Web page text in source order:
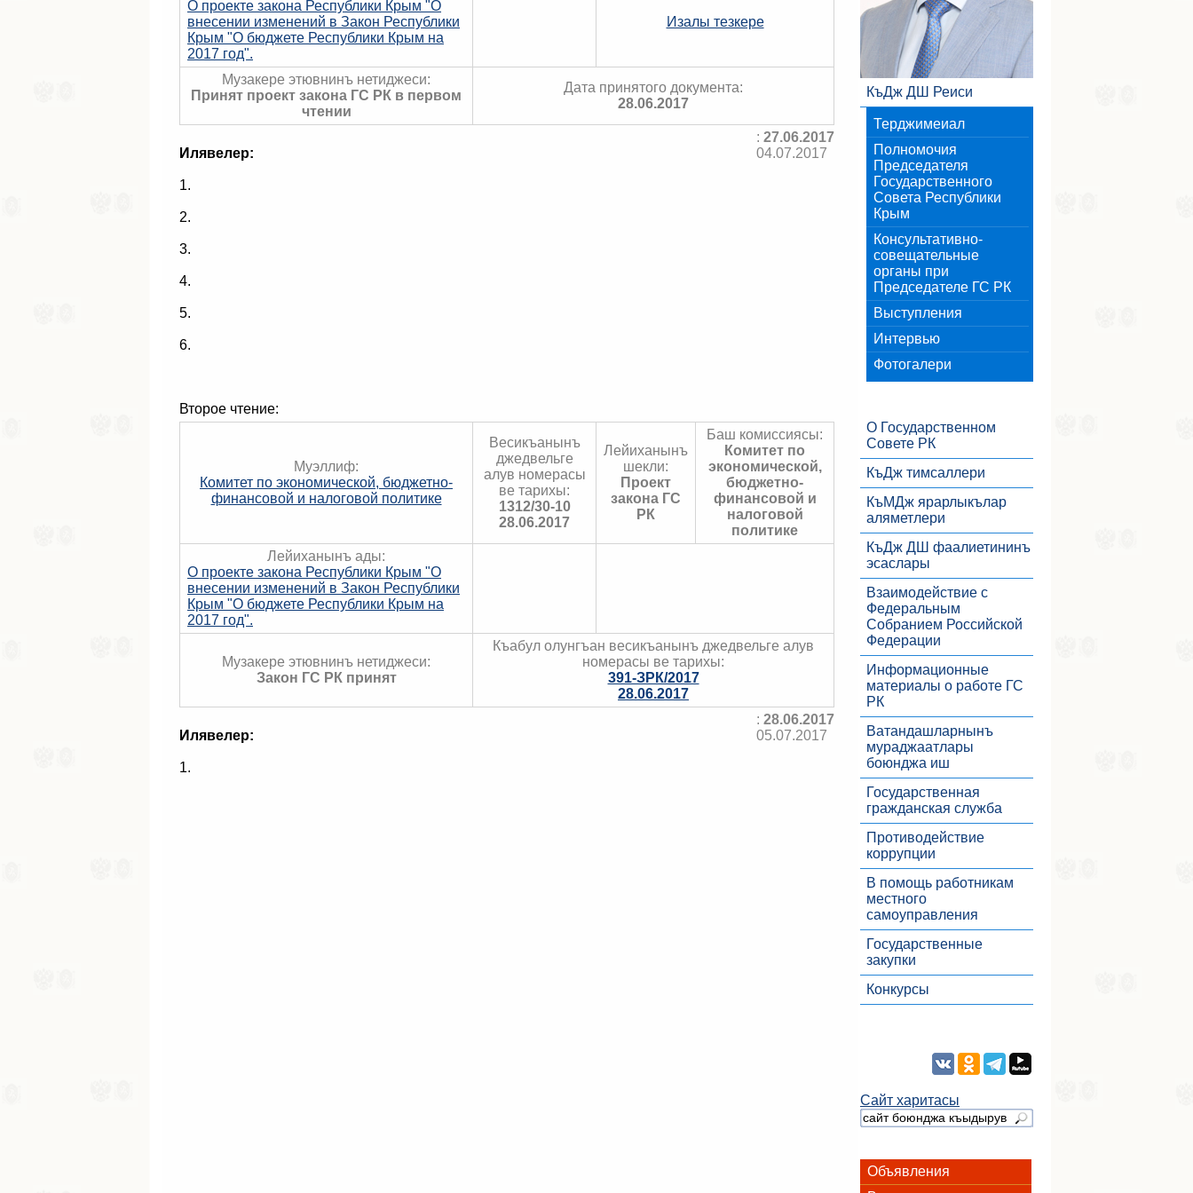
О проекте закона Республики Крым "О
внесении изменений в Закон Республики
Крым "О бюджете Республики Крым на
2017 год".
Изалы тезкере
Музакере этювнинъ нетиджеси:
Принят проект закона ГС РК в первом
чтении
Дата принятого документа:
28.06.2017
: 27.06.2017
04.07.2017
Илявелер:
1.
2.
3.
4.
5.
6.
Второе чтение:
Муэллиф:
Комитет по экономической, бюджетно-
финансовой и налоговой политике
Весикъанынъ
джедвельге
алув номерасы
ве тарихы:
1312/30-10
28.06.2017
Лейиханынъ
шекли:
Проект
закона ГС
РК
Баш комиссиясы:
Комитет по
экономической,
бюджетно-
финансовой и
налоговой
политике
Лейиханынъ ады:
О проекте закона Республики Крым "О
внесении изменений в Закон Республики
Крым "О бюджете Республики Крым на
2017 год".
Музакере этювнинъ нетиджеси:
Закон ГС РК принят
Къабул олунгъан весикъанынъ джедвельге алув
номерасы ве тарихы:
391-ЗРК/2017
28.06.2017
: 28.06.2017
05.07.2017
Илявелер:
1.
КъДж ДШ Реиси
Терджимеиал
Полномочия
Председателя
Государственного
Совета Республики
Крым
Консультативно-
совещательные
органы при
Председателе ГС РК
Выступления
Интервью
Фотогалери
О Государственном
Совете РК
КъДж тимсаллери
КъМДж ярарлыкълар
аляметлери
КъДж ДШ фаалиетининъ
эсаслары
Взаимодействие с
Федеральным
Собранием Российской
Федерации
Информационные
материалы о работе ГС
РК
Ватандашларнынъ
мураджаатлары
боюнджа иш
Государственная
гражданская служба
Противодействие
коррупции
В помощь работникам
местного
самоуправления
Государственные
закупки
Конкурсы
Сайт харитасы
Объявления